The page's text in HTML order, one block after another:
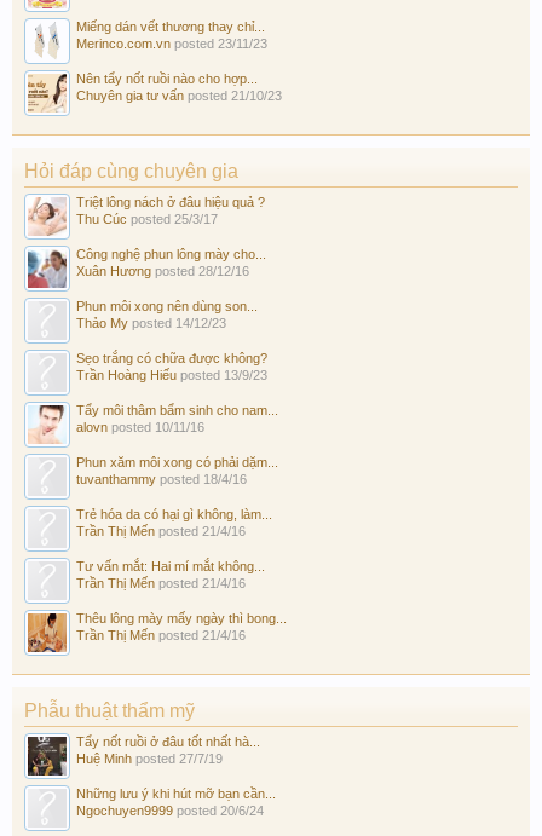
Miếng dán vết thương thay chỉ...
Merinco.com.vn posted 23/11/23
Nên tẩy nốt ruồi nào cho hợp...
Chuyên gia tư vấn posted 21/10/23
Hỏi đáp cùng chuyên gia
Triệt lông nách ở đâu hiệu quả ?
Thu Cúc posted 25/3/17
Công nghệ phun lông mày cho...
Xuân Hương posted 28/12/16
Phun môi xong nên dùng son...
Thảo My posted 14/12/23
Sẹo trắng có chữa được không?
Trần Hoàng Hiếu posted 13/9/23
Tẩy môi thâm bẩm sinh cho nam...
alovn posted 10/11/16
Phun xăm môi xong có phải dặm...
tuvanthammy posted 18/4/16
Trẻ hóa da có hại gì không, làm...
Trần Thị Mến posted 21/4/16
Tư vấn mắt: Hai mí mắt không...
Trần Thị Mến posted 21/4/16
Thêu lông mày mấy ngày thì bong...
Trần Thị Mến posted 21/4/16
Phẫu thuật thẩm mỹ
Tẩy nốt ruồi ở đâu tốt nhất hà...
Huệ Minh posted 27/7/19
Những lưu ý khi hút mỡ bạn cần...
Ngochuyen9999 posted 20/6/24